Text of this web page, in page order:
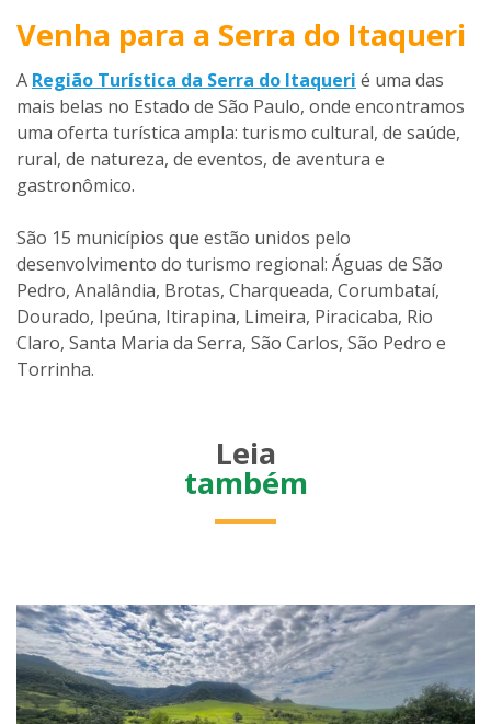
Venha para a Serra do Itaqueri
A Região Turística da Serra do Itaqueri é uma das
mais belas no Estado de São Paulo, onde encontramos
uma oferta turística ampla: turismo cultural, de saúde,
rural, de natureza, de eventos, de aventura e
gastronômico.
São 15 municípios que estão unidos pelo
desenvolvimento do turismo regional: Águas de São
Pedro, Analândia, Brotas, Charqueada, Corumbataí,
Dourado, Ipeúna, Itirapina, Limeira, Piracicaba, Rio
Claro, Santa Maria da Serra, São Carlos, São Pedro e
Torrinha.
Leia
também